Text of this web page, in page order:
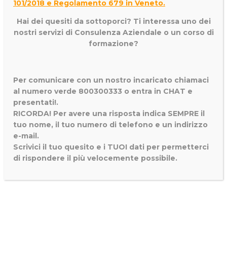
Hai dei quesiti da sottoporci? Ti interessa uno dei
nostri servizi di Consulenza Aziendale o un corso di
formazione?
Per comunicare con un nostro incaricato chiamaci
al numero verde 800300333 o entra in CHAT e
presentati!.
RICORDA! Per avere una risposta indica SEMPRE il
tuo nome, il tuo numero di telefono e un indirizzo
e-mail.
Scrivici il tuo quesito e i TUOI dati per permetterci
di rispondere il più velocemente possibile.